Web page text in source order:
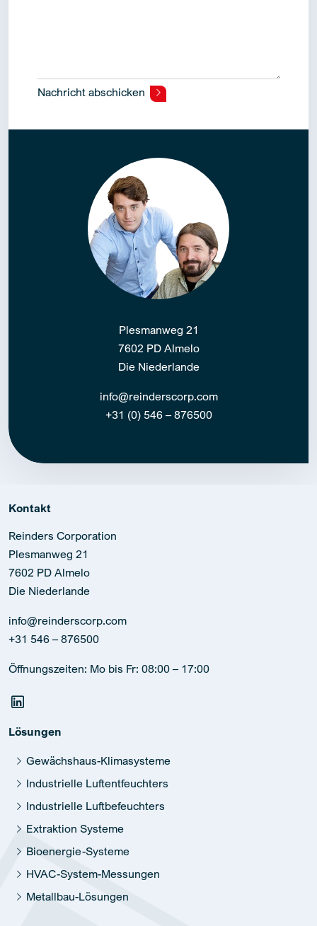
Nachricht abschicken
Plesmanweg 21
7602 PD Almelo
Die Niederlande
info@reinderscorp.com
+31 (0) 546 – 876500
Kontakt
Reinders Corporation
Plesmanweg 21
7602 PD Almelo
Die Niederlande
info@reinderscorp.com
+31 546 – 876500
Öffnungszeiten: Mo bis Fr: 08:00 – 17:00
Lösungen
Gewächshaus-Klimasysteme
Industrielle Luftentfeuchters
Industrielle Luftbefeuchters
Extraktion Systeme
Bioenergie-Systeme
HVAC-System-Messungen
Metallbau-Lösungen